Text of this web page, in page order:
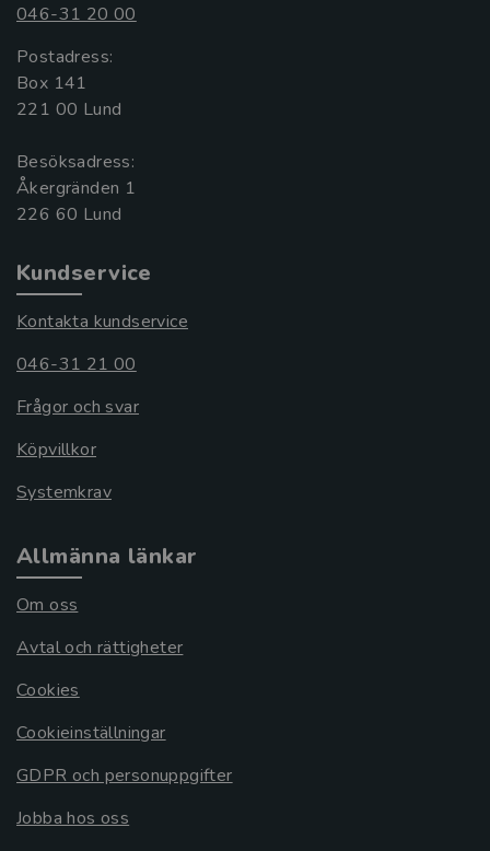
046-31 20 00
Postadress:
Box 141
221 00 Lund
Besöksadress:
Åkergränden 1
Kundservice
Kontakta kundservice
046-31 21 00
Frågor och svar
Köpvillkor
Systemkrav
Allmänna länkar
Om oss
Avtal och rättigheter
Cookies
Cookieinställningar
GDPR och personuppgifter
Jobba hos oss